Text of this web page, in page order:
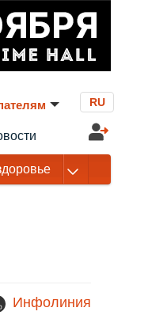
RU
Инфолиния